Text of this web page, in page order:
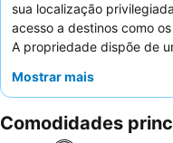
sua localização privilegiada
acesso a destinos como
A propriedade dispõe de
Os hóspedes elogiam
restaurante, com as suas
Mostrar mais
Comodidades